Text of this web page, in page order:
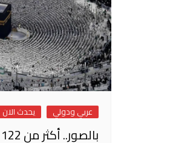
عربي ودولي يحدث الان